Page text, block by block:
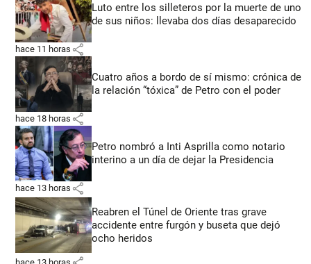
Luto entre los silleteros por la muerte de uno
de sus niños: llevaba dos días desaparecido
hace 11 horas share
Cuatro años a bordo de sí mismo: crónica de
la relación “tóxica” de Petro con el poder
hace 18 horas share
Petro nombró a Inti Asprilla como notario
interino a un día de dejar la Presidencia
hace 13 horas share
Reabren el Túnel de Oriente tras grave
accidente entre furgón y buseta que dejó
ocho heridos